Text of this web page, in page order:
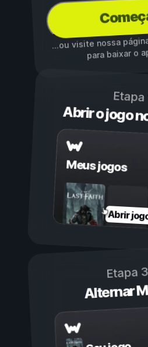
...ou visite nossa
para baixar o
Etapa
Abrir o jogo
Meus jogos
Abrir
Etapa 3
Alternar